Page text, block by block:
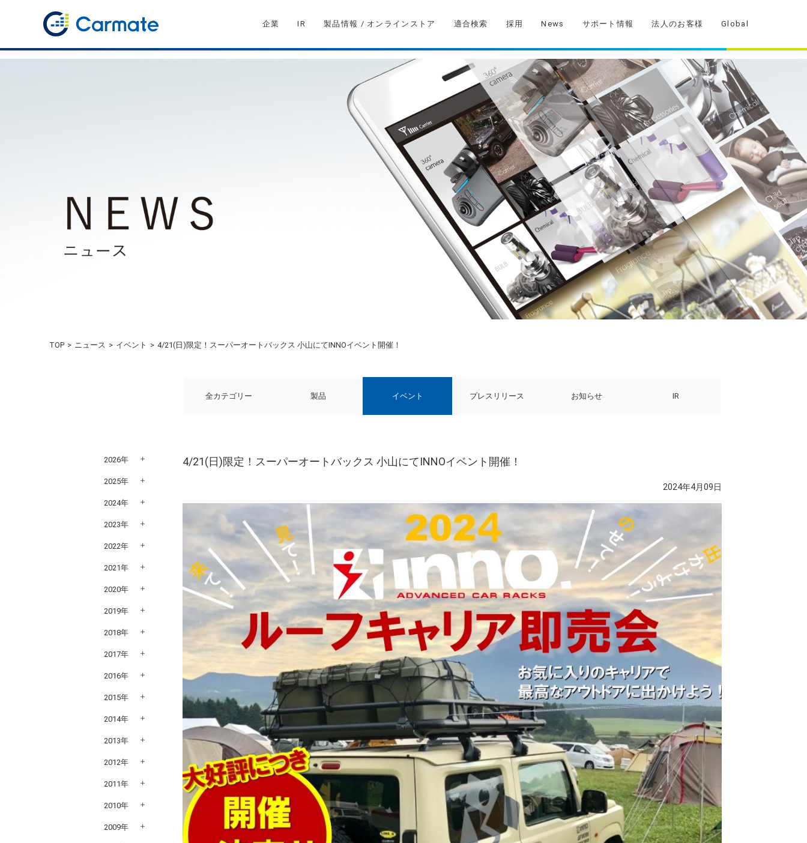
企業 IR 製品情報 / オンラインストア 適合検索 採用 News サポート情報 法人のお客様 Global
TOP ニュース イベント 4/21(日)限定！スーパーオートバックス 小山にてINNOイベント開催！
全カテゴリー 製品 イベント プレスリリース お知らせ IR
4/21(日)限定！スーパーオートバックス 小山にてINNOイベント開催！
2024年4月09日
2026年
2025年
2024年
2023年
2022年
2021年
2020年
2019年
2018年
2017年
2016年
2015年
2014年
2013年
2012年
2011年
2010年
2009年